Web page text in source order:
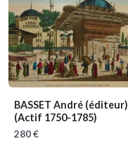
BASSET André (éditeur)
(Actif 1750-1785)
280 €